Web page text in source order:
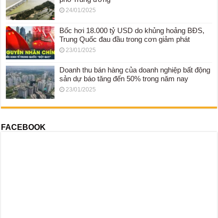
24/01/2025
Bốc hơi 18.000 tỷ USD do khủng hoảng BĐS,
Trung Quốc đau đầu trong cơn giảm phát
23/01/2025
Doanh thu bán hàng của doanh nghiệp bất động
sản dự báo tăng đến 50% trong năm nay
23/01/2025
FACEBOOK